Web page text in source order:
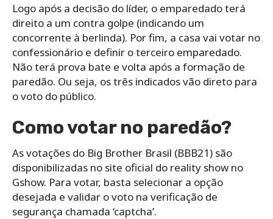
Logo após a decisão do líder, o emparedado terá
direito a um contra golpe (indicando um
concorrente à berlinda). Por fim, a casa vai votar no
confessionário e definir o terceiro emparedado.
Não terá prova bate e volta após a formação de
paredão. Ou seja, os três indicados vão direto para
o voto do público.
Como votar no paredão?
As votações do Big Brother Brasil (BBB21) são
disponibilizadas no site oficial do reality show no
Gshow. Para votar, basta selecionar a opção
desejada e validar o voto na verificação de
segurança chamada ‘captcha’.